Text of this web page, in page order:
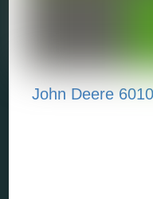
John Deere